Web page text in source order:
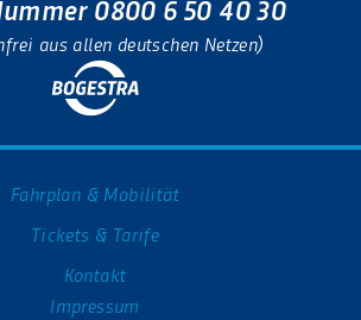
0800 6 50 40 30
aus allen deutschen Netzen)
Fahrplan & Mobilität
Tickets & Tarife
Kontakt
Impressum